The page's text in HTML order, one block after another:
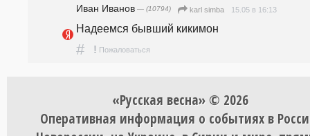
Иван Иванов — (10794) karl simba 15.05 в 16:13
Надеемся бывший кикимон
# ! Пожаловаться
«Русская весна» © 2026
Оперативная информация о событиях в